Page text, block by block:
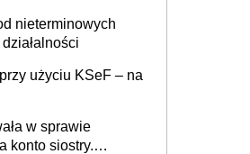
nieterminowych
użyciu KSeF – na
w sprawie
konto siostry.